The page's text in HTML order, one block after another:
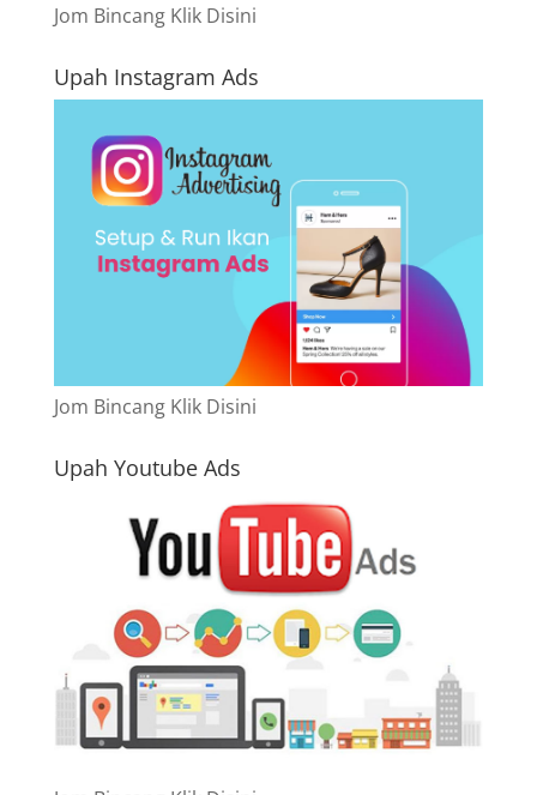
Jom Bincang Klik Disini
Upah Instagram Ads
Jom Bincang Klik Disini
Upah Youtube Ads